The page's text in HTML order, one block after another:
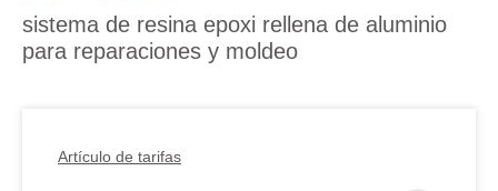
sistema de resina epoxi rellena de aluminio
para reparaciones y moldeo
Artículo de tarifas